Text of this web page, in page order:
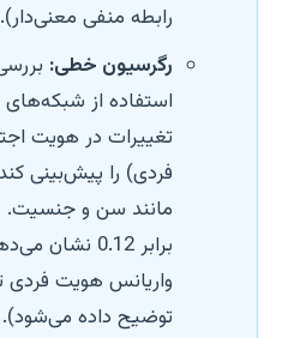
رابطه منفی معنی‌دار).
رگرسیون خطی:
استفاده از شبکه‌های
تغییرات در هویت
فردی) را پیش‌بینی
واریانس هویت فردی
توضیح داده می‌شود).